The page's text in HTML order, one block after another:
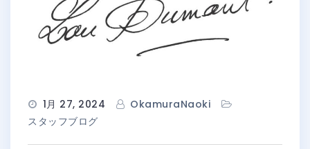
1月 27, 2024
OkamuraNaoki
スタッフブログ